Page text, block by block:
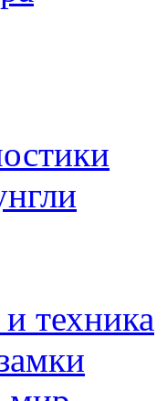
техника